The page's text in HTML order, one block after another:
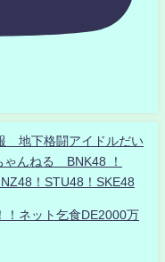
地下格闘アイドルだい
んねる BNK48 ！
！STU48！SKE48
！ネット乞食DE2000万